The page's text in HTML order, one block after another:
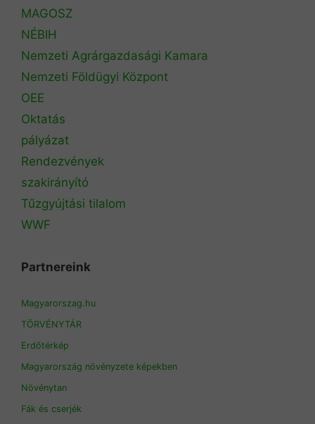
MAGOSZ
NÉBIH
Nemzeti Agrárgazdasági Kamara
Nemzeti Földügyi Központ
OEE
Oktatás
pályázat
Rendezvények
szakirányító
Tűzgyújtási tilalom
WWF
Partnereink
Magyarorszag.hu
TÖRVÉNYTÁR
Erdőtérkép
Magyarország növényzete képekben
Növénytan
Fák és cserjék